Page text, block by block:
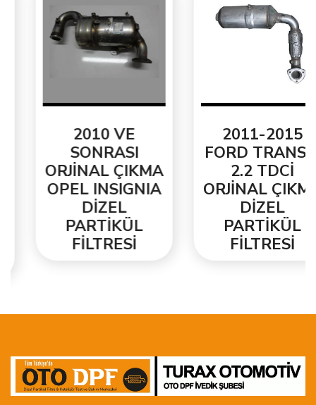
2010 VE
SONRASI
ORJİNAL ÇIKMA
OPEL INSIGNIA
DİZEL
PARTİKÜL
FİLTRESİ
2011-2015
FORD TRANSİT
2.2 TDCİ
ORJİNAL ÇIKMA
DİZEL
PARTİKÜL
FİLTRESİ